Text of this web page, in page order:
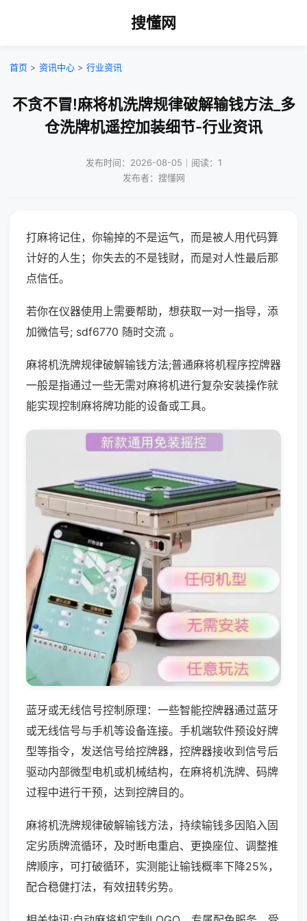
搜懂网
首页 > 资讯中心 > 行业资讯
不贪不冒!麻将机洗牌规律破解输钱方法_多
仓洗牌机遥控加装细节-行业资讯
发布时间：2026-08-05｜阅读：1
发布者：搜懂网
打麻将记住，你输掉的不是运气，而是被人用代码算
计好的人生；你失去的不是钱财，而是对人性最后那
点信任。
若你在仪器使用上需要帮助，想获取一对一指导，添
加微信号; sdf6770 随时交流 。
麻将机洗牌规律破解输钱方法;普通麻将机程序控牌器
一般是指通过一些无需对麻将机进行复杂安装操作就
能实现控制麻将牌功能的设备或工具。
蓝牙或无线信号控制原理：一些智能控牌器通过蓝牙
或无线信号与手机等设备连接。手机端软件预设好牌
型等指令，发送信号给控牌器，控牌器接收到信号后
驱动内部微型电机或机械结构，在麻将机洗牌、码牌
过程中进行干预，达到控牌目的。
麻将机洗牌规律破解输钱方法，持续输钱多因陷入固
定劣质牌流循环，及时断电重启、更换座位、调整推
牌顺序，可打破循环，实测能让输钱概率下降25%，
配合稳健打法，有效扭转劣势。